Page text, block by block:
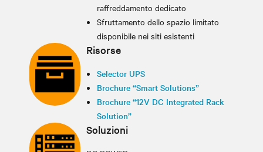
raffreddamento dedicato
Sfruttamento dello spazio limitato
disponibile nei siti esistenti
Risorse
Selector UPS
Brochure “Smart Solutions”
Brochure “12V DC Integrated Rack
Solution”
Soluzioni